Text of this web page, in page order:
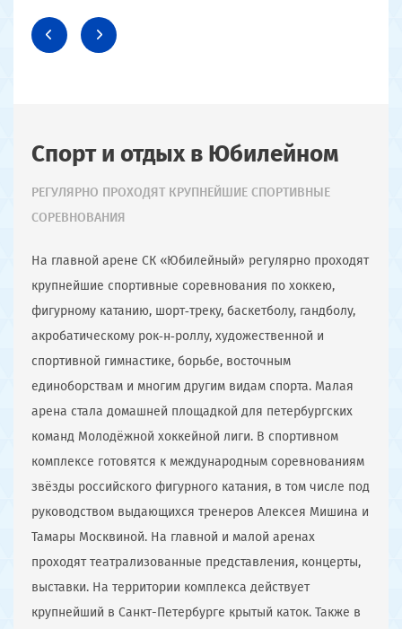
Спорт и отдых в Юбилейном
РЕГУЛЯРНО ПРОХОДЯТ КРУПНЕЙШИЕ СПОРТИВНЫЕ
СОРЕВНОВАНИЯ
На главной арене СК «Юбилейный» регулярно проходят
крупнейшие спортивные соревнования по хоккею,
фигурному катанию, шорт‑треку, баскетболу, гандболу,
акробатическому рок‑н‑роллу, художественной и
спортивной гимнастике, борьбе, восточным
единоборствам и многим другим видам спорта. Малая
арена стала домашней площадкой для петербургских
команд Молодёжной хоккейной лиги. В спортивном
комплексе готовятся к международным соревнованиям
звёзды российского фигурного катания, в том числе под
руководством выдающихся тренеров Алексея Мишина и
Тамары Москвиной. На главной и малой аренах
проходят театрализованные представления, концерты,
выставки. На территории комплекса действует
крупнейший в Санкт-Петербурге крытый каток. Также в